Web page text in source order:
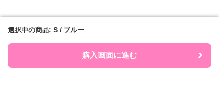
選択中の商品: S / ブルー
購入画面に進む
選択中の商品: S / ブルー
購入画面に進む